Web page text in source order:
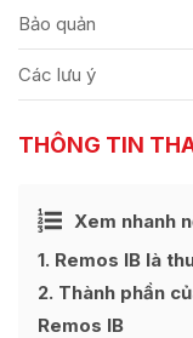
Bảo quản
Các lưu ý
THÔNG TIN
Xem nhanh
1 Remos IB là
2 Thành phần
Remos IB